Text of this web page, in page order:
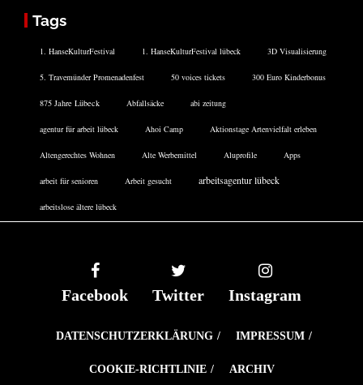
Tags
1. HanseKulturFestival 1. HanseKulturFestival lübeck 3D Visualisierung
5. Travemünder Promenadenfest 50 voices tickets 300 Euro Kinderbonus
875 Jahre Lübeck Abfallsäcke abi zeitung
agentur für arbeit lübeck Ahoi Camp Aktionstage Artenvielfalt erleben
Altengerechtes Wohnen Alte Werbemittel Aluprofile Apps
arbeit für senioren Arbeit gesucht arbeitsagentur lübeck
arbeitslose ältere lübeck
Facebook Twitter Instagram
DATENSCHUTZERKLÄRUNG IMPRESSUM
COOKIE-RICHTLINIE ARCHIV